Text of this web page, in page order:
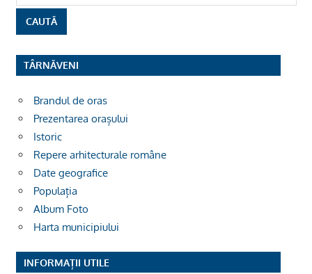
TÂRNĂVENI
Brandul de oras
Prezentarea orașului
Istoric
Repere arhitecturale române
Date geografice
Populația
Album Foto
Harta municipiului
INFORMAȚII UTILE